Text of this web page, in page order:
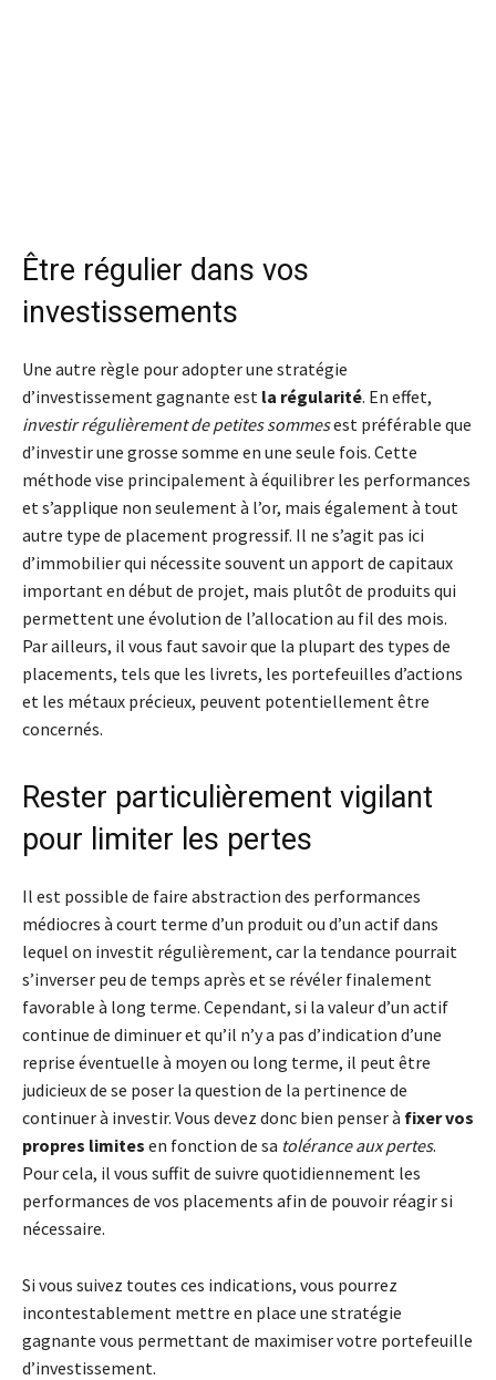
Être régulier dans vos
investissements
Une autre règle pour adopter une stratégie
d’investissement gagnante est la régularité. En effet,
investir régulièrement de petites sommesest préférable que
d’investir une grosse somme en une seule fois. Cette
méthode vise principalement à équilibrer les performances
et s’applique non seulement à l’or, mais également à tout
autre type de placement progressif. Il ne s’agit pas ici
d’immobilier qui nécessite souvent un apport de capitaux
important en début de projet, mais plutôt de produits qui
permettent une évolution de l’allocation au fil des mois.
Par ailleurs, il vous faut savoir que la plupart des types de
placements, tels que les livrets, les portefeuilles d’actions
et les métaux précieux, peuvent potentiellement être
concernés.
Rester particulièrement vigilant
pour limiter les pertes
Il est possible de faire abstraction des performances
médiocres à court terme d’un produit ou d’un actif dans
lequel on investit régulièrement, car la tendance pourrait
s’inverser peu de temps après et se révéler finalement
favorable à long terme. Cependant, si la valeur d’un actif
continue de diminuer et qu’il n’y a pas d’indication d’une
reprise éventuelle à moyen ou long terme, il peut être
judicieux de se poser la question de la pertinence de
continuer à investir. Vous devez donc bien penser à fixer vos
propres limites en fonction de sa tolérance aux pertes.
Pour cela, il vous suffit de suivre quotidiennement les
performances de vos placements afin de pouvoir réagir si
nécessaire.
Si vous suivez toutes ces indications, vous pourrez
incontestablement mettre en place une stratégie
gagnante vous permettant de maximiser votre portefeuille
d’investissement.